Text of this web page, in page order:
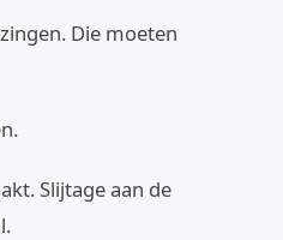
Die moeten
Slijtage aan de